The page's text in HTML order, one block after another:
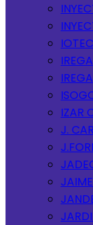
IREGA
IREGA
IZAR
J.